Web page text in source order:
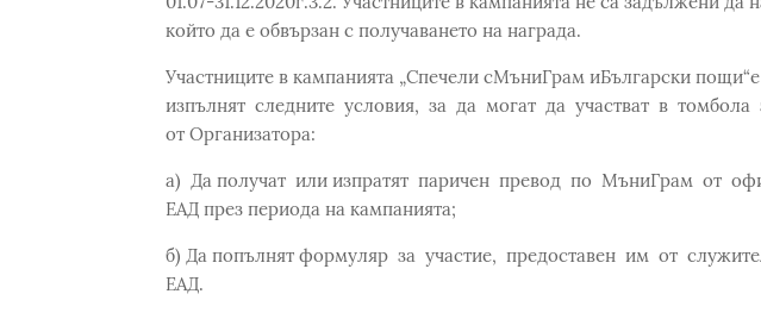
който да е обвързан с получаването на награда.
Участниците в кампанията „Спечели сМъниГрам иБългарски
изпълнят следните условия, за да могат да участват в томбола
от Организатора:
а) Да получат или изпратят паричен превод по МъниГрам от
ЕАД през периода на кампанията;
б) Да попълнят формуляр за участие, предоставен им от
ЕАД.